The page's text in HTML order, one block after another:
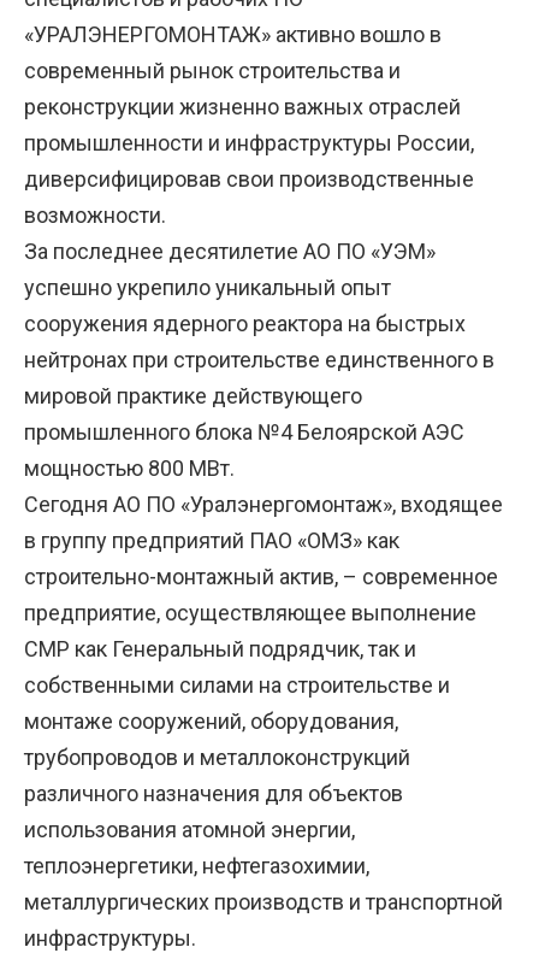
«УРАЛЭНЕРГОМОНТАЖ» активно вошло в
современный рынок строительства и
реконструкции жизненно важных отраслей
промышленности и инфраструктуры России,
диверсифицировав свои производственные
возможности.
За последнее десятилетие АО ПО «УЭМ»
успешно укрепило уникальный опыт
сооружения ядерного реактора на быстрых
нейтронах при строительстве единственного в
мировой практике действующего
промышленного блока №4 Белоярской АЭС
мощностью 800 МВт.
Сегодня АО ПО «Уралэнергомонтаж», входящее
в группу предприятий ПАО «ОМЗ» как
строительно-монтажный актив, – современное
предприятие, осуществляющее выполнение
СМР как Генеральный подрядчик, так и
собственными силами на строительстве и
монтаже сооружений, оборудования,
трубопроводов и металлоконструкций
различного назначения для объектов
использования атомной энергии,
теплоэнергетики, нефтегазохимии,
металлургических производств и транспортной
инфраструктуры.